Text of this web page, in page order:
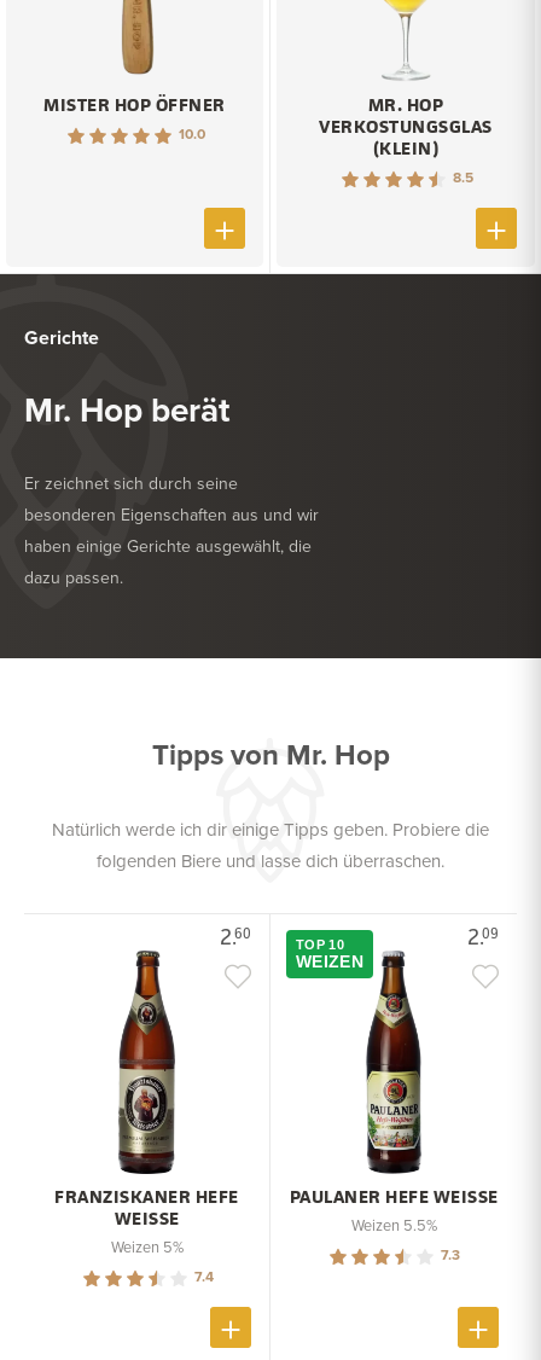
MISTER HOP ÖFFNER
10.0
MR. HOP
VERKOSTUNGSGLAS
(KLEIN)
8.5
Gerichte
Mr. Hop berät
Er zeichnet sich durch seine
besonderen Eigenschaften aus und wir
haben einige Gerichte ausgewählt, die
dazu passen.
KÖSTLICH ZU
Tipps von Mr. Hop
Natürlich werde ich dir einige Tipps geben. Probiere die
folgenden Biere und lasse dich überraschen.
2.60
FRANZISKANER HEFE
WEISSE
Weizen 5%
7.4
2.09
TOP 10
WEIZEN
PAULANER HEFE WEISSE
Weizen 5.5%
7.3